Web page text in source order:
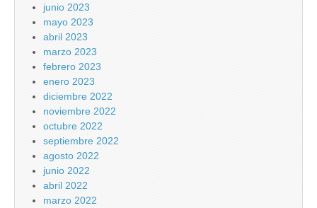
junio 2023
mayo 2023
abril 2023
marzo 2023
febrero 2023
enero 2023
diciembre 2022
noviembre 2022
octubre 2022
septiembre 2022
agosto 2022
junio 2022
abril 2022
marzo 2022